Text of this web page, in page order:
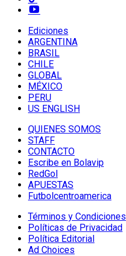
Ediciones
ARGENTINA
BRASIL
CHILE
GLOBAL
MÉXICO
PERU
US ENGLISH
QUIENES SOMOS
STAFF
CONTACTO
Escribe en Bolavip
RedGol
APUESTAS
Futbolcentroamerica
Términos y Condiciones
Políticas de Privacidad
Política Editorial
Ad Choices